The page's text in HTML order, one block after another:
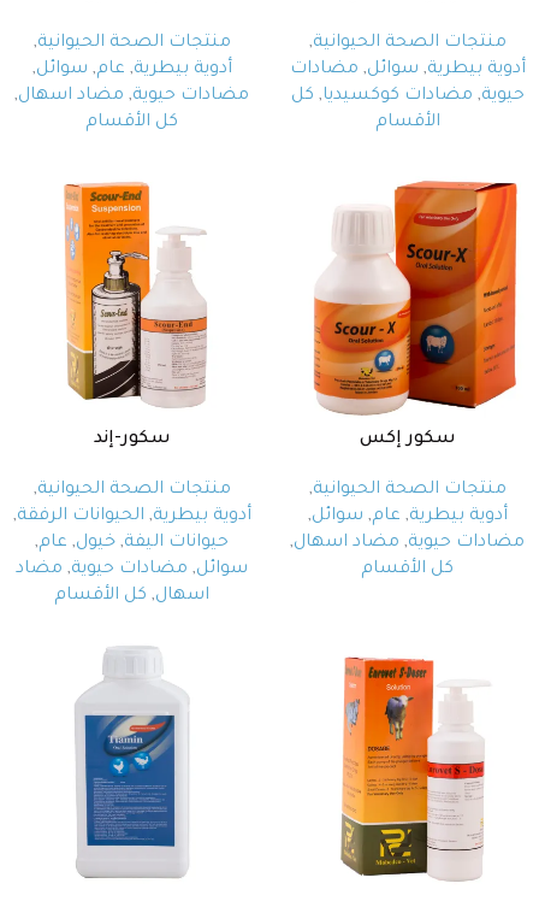
منتجات الصحة الحيوانية,
أدوية بيطرية, سوائل, مضادات
حيوية, مضادات كوكسيديا, كل
الأقسام
منتجات الصحة الحيوانية,
أدوية بيطرية, عام, سوائل,
مضادات حيوية, مضاد اسهال,
كل الأقسام
سكور إكس
منتجات الصحة الحيوانية,
أدوية بيطرية, عام, سوائل,
مضادات حيوية, مضاد اسهال,
كل الأقسام
سكور-إند
منتجات الصحة الحيوانية,
أدوية بيطرية, الحيوانات الرفقة,
حيوانات اليفة, خيول, عام,
سوائل, مضادات حيوية, مضاد
اسهال, كل الأقسام